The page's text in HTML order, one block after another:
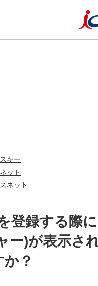
キー
ット
ネット
登録する際
ー)が表示さ
？